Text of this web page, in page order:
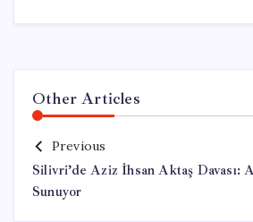
Other Articles
Previous
Silivri’de Aziz İhsan Aktaş Davası:
Sunuyor